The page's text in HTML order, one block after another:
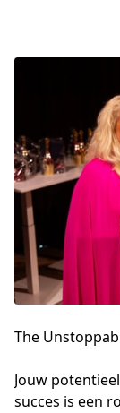
The
Jouw
succes is een